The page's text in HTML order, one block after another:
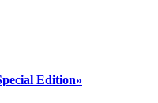
Edition»